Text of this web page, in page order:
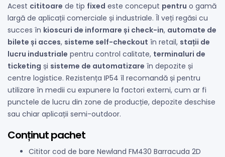
Acest cititoare de tip fixed este conceput pentru o gamă
largă de aplicații comerciale și industriale. Îl veți regăsi cu
succes în kioscuri de informare și check-in, automate de
bilete și acces, sisteme self-checkout în retail, stații de
lucru industriale pentru control calitate, terminaluri de
ticketing și sisteme de automatizare în depozite și
centre logistice. Rezistența IP54 îl recomandă și pentru
utilizare în medii cu expunere la factori externi, cum ar fi
punctele de lucru din zone de producție, depozite deschise
sau chiar aplicații semi-outdoor.
Conținut pachet
Cititor cod de bare Newland FM430 Barracuda 2D